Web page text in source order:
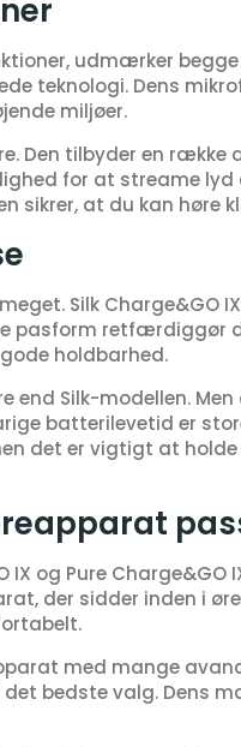
udmærker begge
teknologi. Dens
miljøer.
Den tilbyder en
for at streame
sikrer, at du kan
Silk Charge&GO
pasform retfærdiggør
holdbarhed.
end Silk-modellen.
batterilevetid er
det er vigtigt at
IX og Pure
der sidder inden i
med mange
det bedste valg. Dens